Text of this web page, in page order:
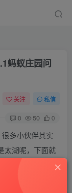
蚂蚁庄园问
关注 私信
0 50 0
多小伙伴其实
太湖呢，下面就
题3月1日的答案